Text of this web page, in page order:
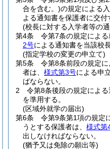
合を含む。)の規定による
よる通知書を保護者に交付
(校長に対する入学者等の
第4条
令第7条の規定による
2号による通知書を当該校
(指定学校の変更の申立て)
第5条
令第8条前段の規定
者は、 様式第3号による申
ばならない。
2
令第8条後段の規定による
を準用する。
(区域外就学の届出)
第6条
令第9条第1項の規定
うとする保護者は、 様式第
出しなければならない。
(猶予又は免除の願出等)